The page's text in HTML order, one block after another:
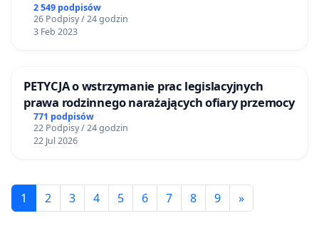
2 549 podpisów
26 Podpisy / 24 godzin
3 Feb 2023
PETYCJA o wstrzymanie prac legislacyjnych
prawa rodzinnego narażających ofiary przemocy
771 podpisów
22 Podpisy / 24 godzin
22 Jul 2026
1 2 3 4 5 6 7 8 9 »